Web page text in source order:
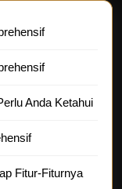
Anda Ketahui
Fitur-Fiturnya